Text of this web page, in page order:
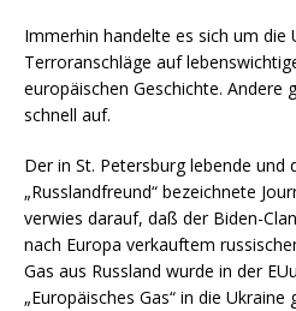
Immerhin handelte es sich um die
Terroranschläge auf
europäischen Geschichte. Andere
schnell auf.
Der in St. Petersburg lebende und
„Russlandfreund“ bezeichnete
verwies darauf, daß der Biden-
nach Europa verkauftem
Gas aus Russland wurde in der
„Europäisches Gas“ in die Ukraine